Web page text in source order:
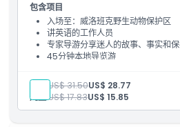
需要了解的事项
如何到达那里
包含项目
入场至：威洛班克野生动物保护区
讲英语的工作人员
专家导游分享迷人的故事、事实和
45分钟本地导览游
成人: US$ 31.50US$ 28.77
儿童:US$ 17.83US$ 15.85